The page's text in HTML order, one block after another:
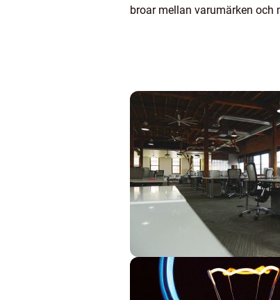
broar mellan varumärken